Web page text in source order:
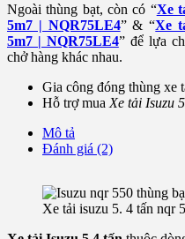
Ngoài thùng bạt, còn có “Xe
5m7 | NQR75LE4” & “Xe
5m7 | NQR75LE4” để lựa
chở hàng khác nhau.
Gia công đóng thùng xe
Hỗ trợ mua Xe tải Isuzu
Mô tả
Đánh giá (2)
Xe tải isuzu 5. 4 tấn nqr